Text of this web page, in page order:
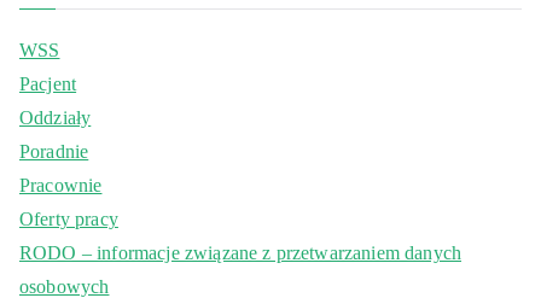
WSS
Pacjent
Oddziały
Poradnie
Pracownie
Oferty pracy
RODO – informacje związane z przetwarzaniem danych
osobowych